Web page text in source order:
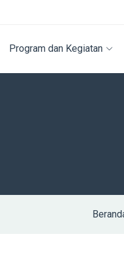
Program dan Kegiatan